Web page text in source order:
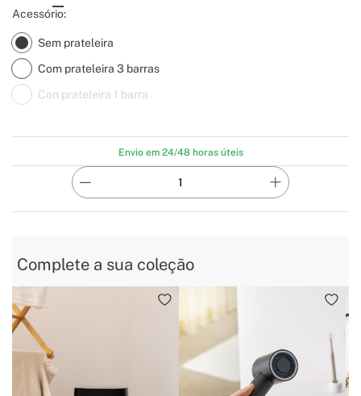
Acessório:
Sem prateleira
Com prateleira 3 barras
Con prateleira 1 barra
Envio em 24/48 horas úteis
Complete a sua coleção